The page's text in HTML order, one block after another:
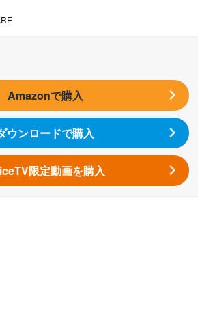
Amazonで購入
ウンロードで購入
限定動画を購入